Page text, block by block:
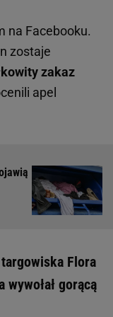
na Facebooku.
zostaje
zakaz
apel
Flora
gorącą